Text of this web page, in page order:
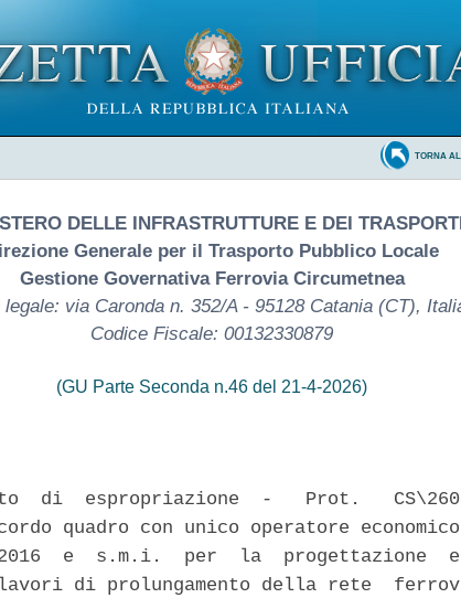
TORNA
DELLE INFRASTRUTTURE E DEI
Generale per il Trasporto Pubblico Locale
Gestione Governativa Ferrovia Circumetnea
legale: via Caronda n. 352/A - 95128 Catania (CT),
Codice Fiscale: 00132330879
(GU Parte Seconda n.46 del 21-4-2026)
di  espropriazione  -   Prot.
quadro con unico operatore
e  s.m.i.  per  la  progettazione
lavori di prolungamento della rete